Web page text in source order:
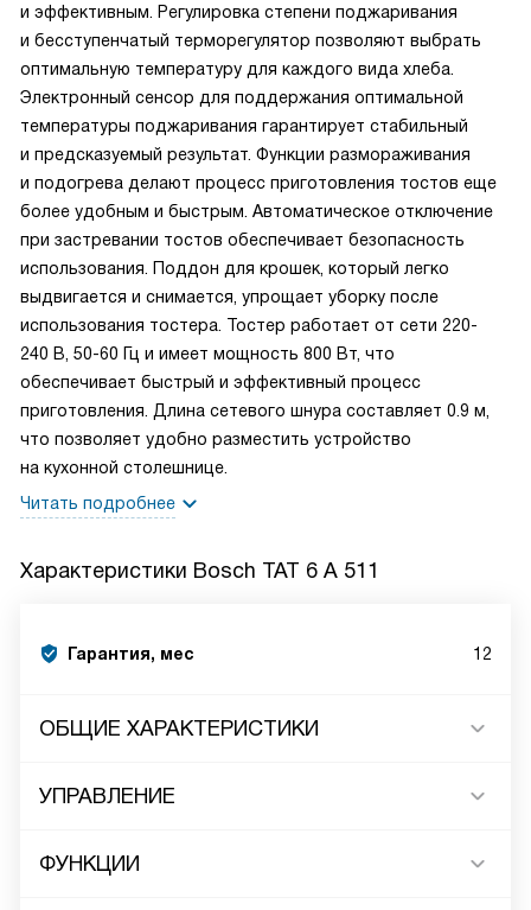
и эффективным. Регулировка степени поджаривания
и бесступенчатый терморегулятор позволяют выбрать
оптимальную температуру для каждого вида хлеба.
Электронный сенсор для поддержания оптимальной
температуры поджаривания гарантирует стабильный
и предсказуемый результат. Функции размораживания
и подогрева делают процесс приготовления тостов еще
более удобным и быстрым. Автоматическое отключение
при застревании тостов обеспечивает безопасность
использования. Поддон для крошек, который легко
выдвигается и снимается, упрощает уборку после
использования тостера. Тостер работает от сети 220-
240 В, 50-60 Гц и имеет мощность 800 Вт, что
обеспечивает быстрый и эффективный процесс
приготовления. Длина сетевого шнура составляет 0.9 м,
что позволяет удобно разместить устройство
на кухонной столешнице.
Читать подробнее
Характеристики Bosch TAT 6 A 511
Гарантия, мес 12
ОБЩИЕ ХАРАКТЕРИСТИКИ
УПРАВЛЕНИЕ
ФУНКЦИИ